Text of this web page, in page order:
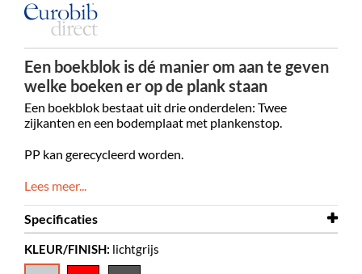
Een boekblok is dé manier om aan te geven
welke boeken er op de plank staan
Een boekblok bestaat uit drie onderdelen: Twee
zijkanten en een bodemplaat met plankenstop.
PP kan gerecycleerd worden.
Lees meer...
Specificaties
Breedte
KLEUR/FINISH: lichtgrijs